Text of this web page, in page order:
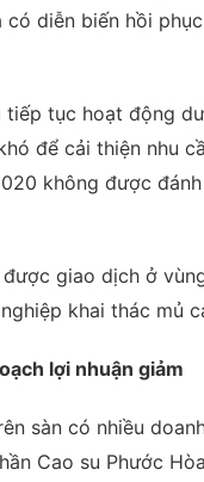
có diễn biến hồi
tiếp tục hoạt động
để cải thiện nhu
không được
giao dịch ở
khai thác mủ
lợi nhuận giảm
sàn có nhiều
Cao su Phước